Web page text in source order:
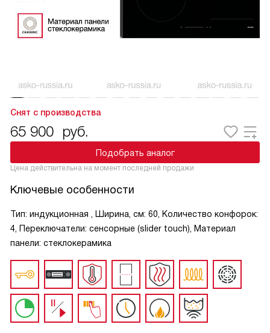
Снят с производства
65 900 руб.
Подобрать аналог
Цена действительна на момент последней продажи
Ключевые особенности
Тип: индукционная , Ширина, см: 60, Количество конфорок:
4, Переключатели: сенсорные (slider touch), Материал
панели: стеклокерамика